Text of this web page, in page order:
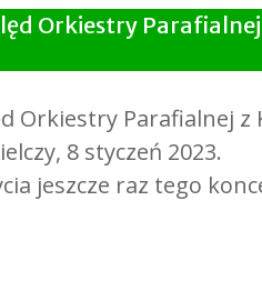
Orkiestry Parafialnej
Orkiestry Parafialnej z
8 styczeń 2023.
jeszcze raz tego